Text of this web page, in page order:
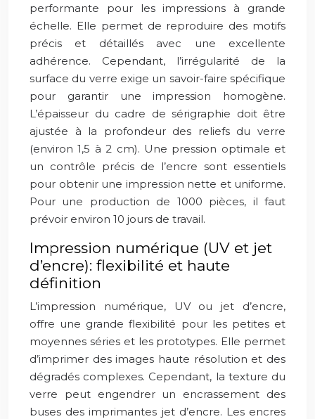
performante pour les impressions à grande
échelle. Elle permet de reproduire des motifs
précis et détaillés avec une excellente
adhérence. Cependant, l’irrégularité de la
surface du verre exige un savoir-faire spécifique
pour garantir une impression homogène.
L’épaisseur du cadre de sérigraphie doit être
ajustée à la profondeur des reliefs du verre
(environ 1,5 à 2 cm). Une pression optimale et
un contrôle précis de l’encre sont essentiels
pour obtenir une impression nette et uniforme.
Pour une production de 1000 pièces, il faut
prévoir environ 10 jours de travail.
Impression numérique (UV et jet
d’encre): flexibilité et haute
définition
L’impression numérique, UV ou jet d’encre,
offre une grande flexibilité pour les petites et
moyennes séries et les prototypes. Elle permet
d’imprimer des images haute résolution et des
dégradés complexes. Cependant, la texture du
verre peut engendrer un encrassement des
buses des imprimantes jet d’encre. Les encres